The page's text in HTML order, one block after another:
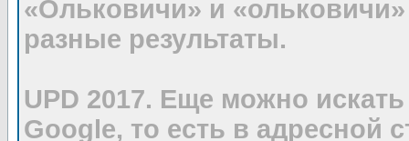
«Ольковичи» и «ольковичи»
разные результаты.
UPD 2017. Еще можно искать
Google, то есть в адресной